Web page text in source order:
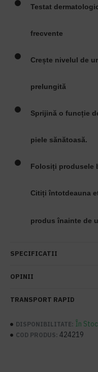
Testat
frecvente
Crește nivelul de
prelungită
Sprijină o funcție
piele sănătoasă.
Folosiți produsele
Citiți întotdeauna
produs înainte de
SPECIFICATII
OPINII
TRANSPORT RAPID
DISPONIBILITATE: În Stoc
COD PRODUS: 424219